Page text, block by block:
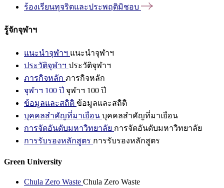
ร้องเรียนทุจริตและประพฤติมิชอบ
รู้จักจุฬาฯ
แนะนำจุฬาฯ แนะนำจุฬาฯ
ประวัติจุฬาฯ ประวัติจุฬาฯ
ภารกิจหลัก ภารกิจหลัก
จุฬาฯ 100 ปี จุฬาฯ 100 ปี
ข้อมูลและสถิติ ข้อมูลและสถิติ
บุคคลสำคัญที่มาเยือน บุคคลสำคัญที่มาเยือน
การจัดอันดับมหาวิทยาลัย การจัดอันดับมหาวิทยาลัย
การรับรองหลักสูตร การรับรองหลักสูตร
Green University
Chula Zero Waste Chula Zero Waste